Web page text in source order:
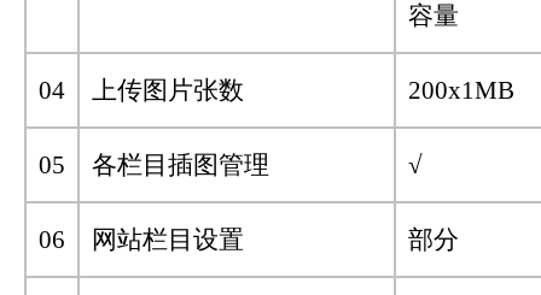
容量
04 上传图片张数 200x1MB
05 各栏目插图管理 √
06 网站栏目设置 部分